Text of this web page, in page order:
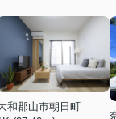
和郡山市朝日町